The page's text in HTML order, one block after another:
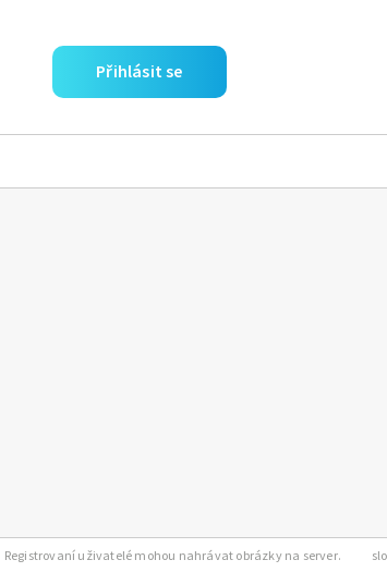
Přihlásit se
Registrovaní uživatelé mohou nahrávat obrázky na server.